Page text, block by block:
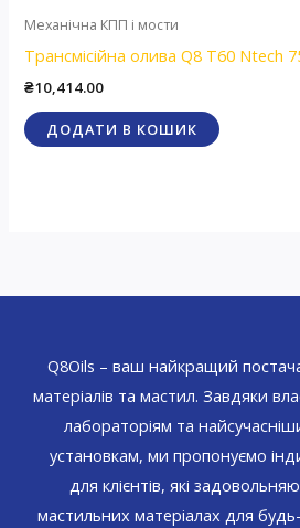
Механічна КПП і мости
Трансмісійна олива Q8 T60 Ntech
₴10,414.00
ДОДАТИ В КОШИК
Q8Oils – ваш найкращий
матеріалів та мастил. Завдяки
лабораторіям та
установкам, ми пропонуємо
для клієнтів, які
мастильних матеріалах для